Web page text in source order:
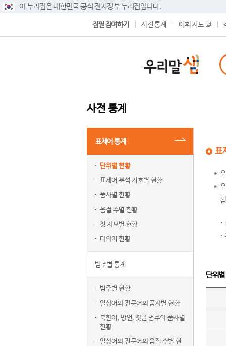
이 누리집은 대한민국 공식 전자정부 누리집입니다.
집필 참여하기 사전 통계 어휘 지도
사전 통계
표제어 통계
단위별 현황
표제어 분석 기호별 현황
품사별 현황
음절 수별 현황
첫 자모별 현황
다의어 현황
범주별 통계
범주별 현황
일상어와 전문어의 품사별 현황
북한어, 방언, 옛말 범주의 품사별
현황
일상어와 전문어의 음절 수별 현
표
단위